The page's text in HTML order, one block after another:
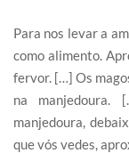
Para nos levar a
como alimento.
fervor. […] Os
na manjedoura.
manjedoura,
que vós vedes,